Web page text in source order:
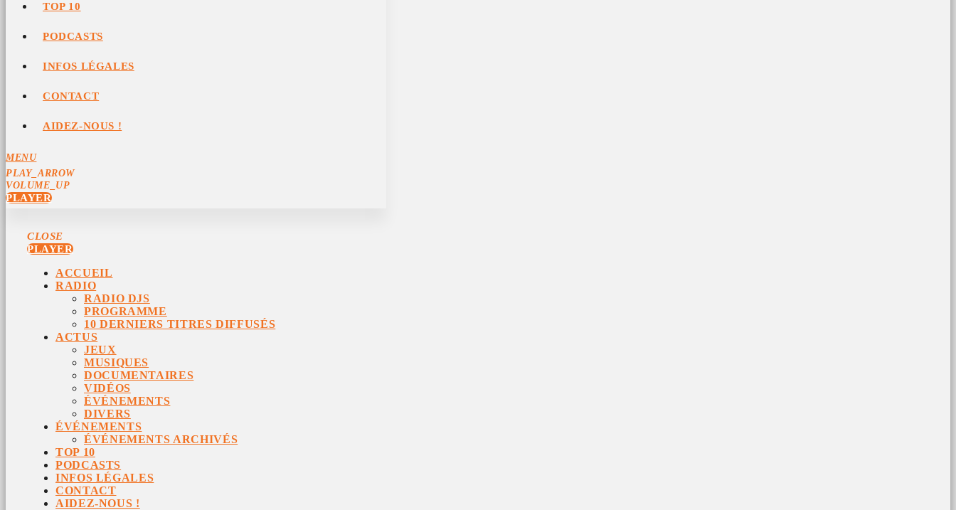
TOP 10
PODCASTS
INFOS LÉGALES
CONTACT
AIDEZ-NOUS !
MENU
PLAY_ARROW
VOLUME_UP
PLAYER
CLOSE
PLAYER
ACCUEIL
RADIO
RADIO DJS
PROGRAMME
10 DERNIERS TITRES DIFFUSÉS
ACTUS
JEUX
MUSIQUES
DOCUMENTAIRES
VIDÉOS
ÉVÉNEMENTS
DIVERS
ÉVÉNEMENTS
ÉVÉNEMENTS ARCHIVÉS
TOP 10
PODCASTS
INFOS LÉGALES
CONTACT
AIDEZ-NOUS !